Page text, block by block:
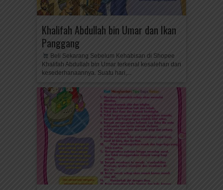
Khalifah Abdullah bin Umar dan Ikan
Panggang
Beli Sekarang Sebelum Kehabisan di Shopee
Khalifah Abdullah bin Umar terkenal kesalehan dan
kesederhanaannya. Suatu hari,...